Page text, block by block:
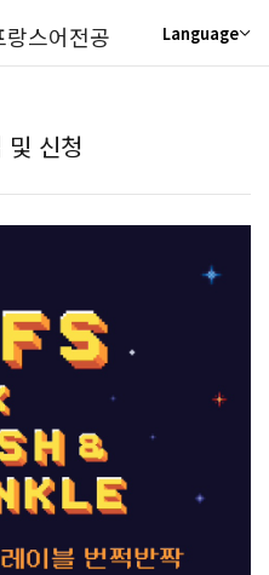
랑스어전공 Language
신청